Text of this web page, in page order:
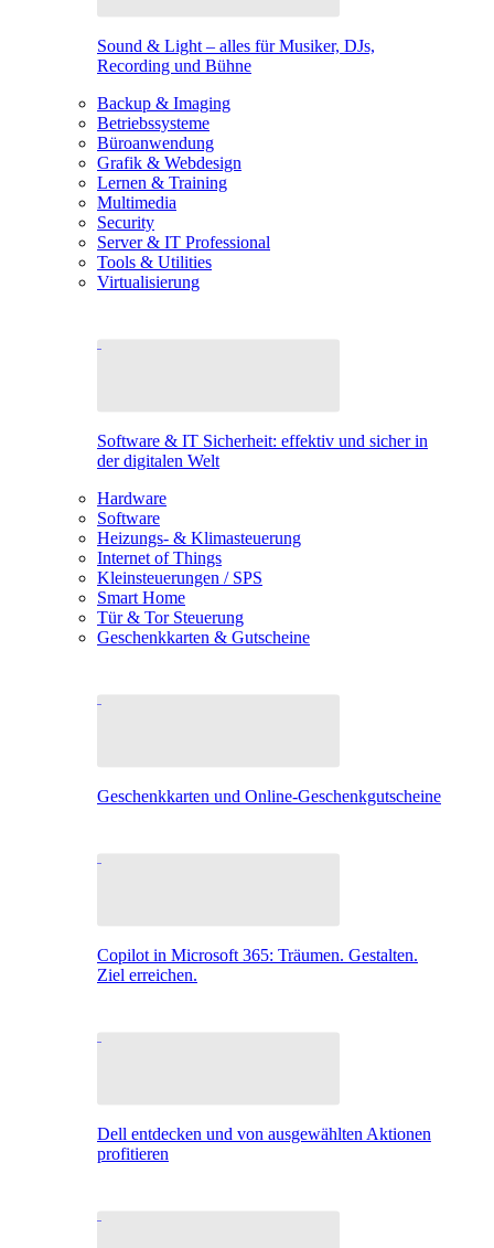
Sound & Light – alles für Musiker, DJs,
Recording und Bühne
Backup & Imaging
Betriebssysteme
Büroanwendung
Grafik & Webdesign
Lernen & Training
Multimedia
Security
Server & IT Professional
Tools & Utilities
Virtualisierung
Software & IT Sicherheit: effektiv und sicher in
der digitalen Welt
Hardware
Software
Heizungs- & Klimasteuerung
Internet of Things
Kleinsteuerungen / SPS
Smart Home
Tür & Tor Steuerung
Geschenkkarten & Gutscheine
Geschenkkarten und Online-Geschenkgutscheine
Copilot in Microsoft 365: Träumen. Gestalten.
Ziel erreichen.
Dell entdecken und von ausgewählten Aktionen
profitieren